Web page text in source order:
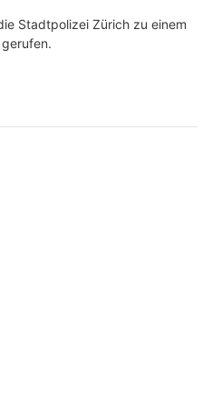
Stadtpolizei Zürich zu einem